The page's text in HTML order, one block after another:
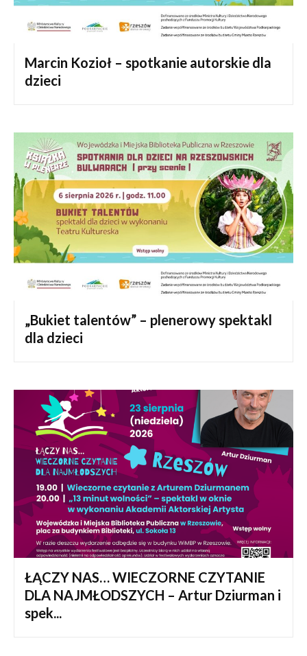
Marcin Kozioł – spotkanie autorskie dla
dzieci
„Bukiet talentów” – plenerowy spektakl
dla dzieci
ŁĄCZY NAS… WIECZORNE CZYTANIE
DLA NAJMŁODSZYCH – Artur Dziurman i
spek...